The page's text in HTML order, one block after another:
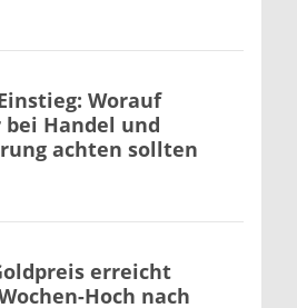
Worauf
bei Handel und
achten sollten
erreicht
Hoch nach